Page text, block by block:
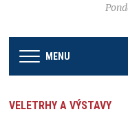
MENU
VELETRHY A VÝSTAVY